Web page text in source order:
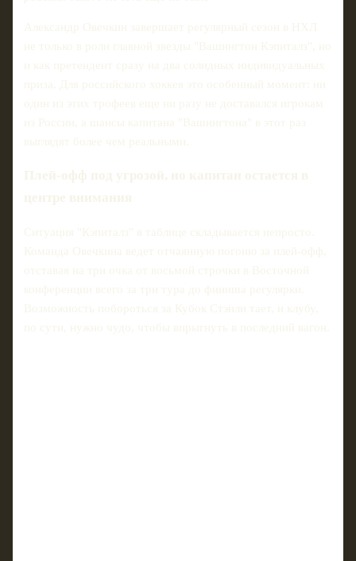
Александр Овечкин завершает регулярный сезон в НХЛ
не только в роли главной звезды "Вашингтон Кэпиталз", но
и как претендент сразу на два солидных индивидуальных
приза. Для российского хоккея это особенный момент: ни
один из этих трофеев еще ни разу не доставался игрокам
из России, а шансы капитана "Вашингтона" в этот раз
выглядят более чем реальными.
Плей-офф под угрозой, но капитан остается в
центре внимания
Ситуация "Кэпиталз" в таблице складывается непросто.
Команда Овечкина ведет отчаянную погоню за плей-офф,
отставая на три очка от восьмой строчки в Восточной
конференции всего за три тура до финиша регулярки.
Возможность побороться за Кубок Стэнли тает, и клубу,
по сути, нужно чудо, чтобы впрыгнуть в последний вагон.